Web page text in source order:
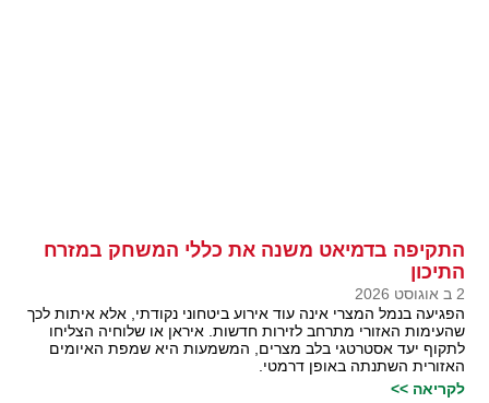
התקיפה בדמיאט משנה את כללי המשחק במזרח
התיכון
2 ב אוגוסט 2026
הפגיעה בנמל המצרי אינה עוד אירוע ביטחוני נקודתי, אלא איתות לכך
שהעימות האזורי מתרחב לזירות חדשות. איראן או שלוחיה הצליחו
לתקוף יעד אסטרטגי בלב מצרים, המשמעות היא שמפת האיומים
האזורית השתנתה באופן דרמטי.
לקריאה >>